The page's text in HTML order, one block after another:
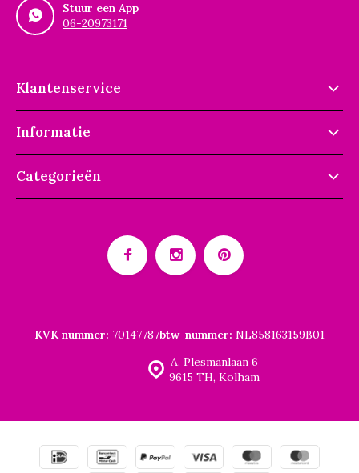
Stuur een App
06-20973171
Klantenservice
Informatie
Categorieën
A. Plesmanlaan 6
9615 TH, Kolham
KVK nummer: 70147787btw-nummer: NL858163159B01